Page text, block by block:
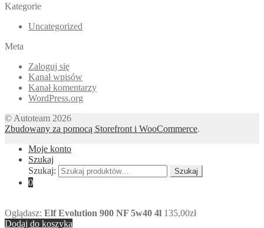
Kategorie
Uncategorized
Meta
Zaloguj się
Kanał wpisów
Kanał komentarzy
WordPress.org
© Autoteam 2026
Zbudowany za pomocą Storefront i WooCommerce.
Moje konto
Szukaj
Szukaj:
Szukaj
0
Oglądasz: Elf Evolution 900 NF 5w40 4l 135,00zł
Dodaj do koszyka